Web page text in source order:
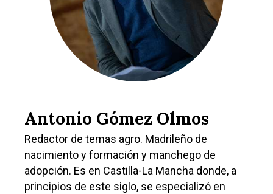
Antonio Gómez Olmos
Redactor de temas agro. Madrileño de
nacimiento y formación y manchego de
adopción. Es en Castilla-La Mancha donde, a
principios de este siglo, se especializó en